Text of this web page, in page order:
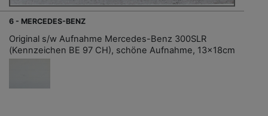
6 - MERCEDES-BENZ
Original s/w Aufnahme Mercedes-Benz 300SLR
(Kennzeichen BE 97 CH), schöne Aufnahme, 13x18cm